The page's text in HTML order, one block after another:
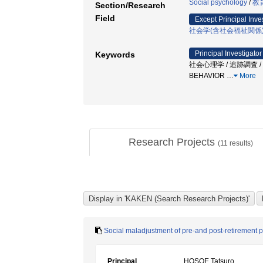
Section/Research
Field
Social psychology / 教
Except Principal
社会学(含社会福祉関係
Keywords
Principal Investigator
社会心理学 / 追跡調査
BEHAVIOR … More
Research Projects (11 results)
Social maladjustment of pre-and post-retirement
Principal HOSOE Tatsuro